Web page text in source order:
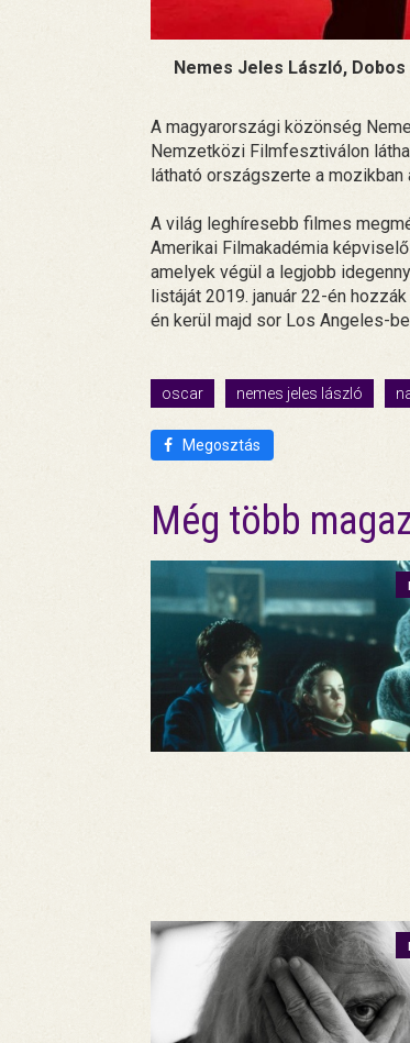
Nemes Jeles László,
A magyarországi közönség
Nemzetközi Filmfesztiválon
látható országszerte a
A világ leghíresebb filmes
Amerikai Filmakadémia
amelyek végül a legjobb
listáját 2019. január 22-én
én kerül majd sor Los Angeles-
oscar nemes jeles lászló
Megosztás
Még több